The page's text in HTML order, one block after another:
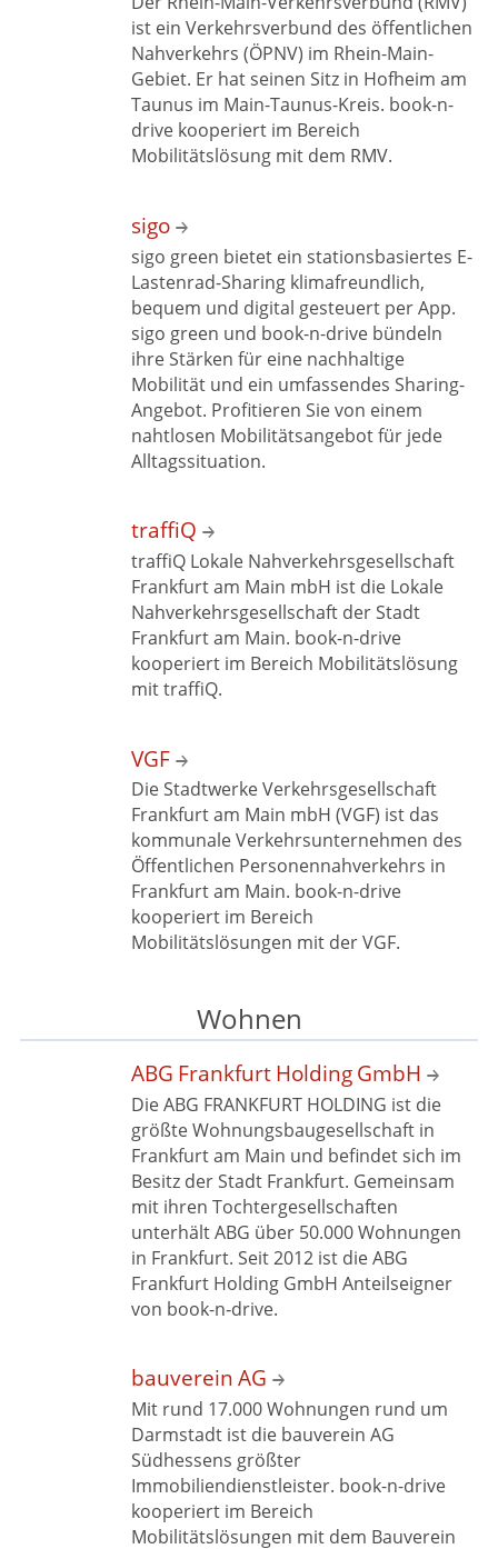
ist ein Verkehrsverbund des öffentlichen
Nahverkehrs (ÖPNV) im Rhein-Main-
Gebiet. Er hat seinen Sitz in Hofheim am
Taunus im Main-Taunus-Kreis. book-n-
drive kooperiert im Bereich
Mobilitätslösung mit dem RMV.
sigo
sigo green bietet ein stationsbasiertes E-
Lastenrad-Sharing klimafreundlich,
bequem und digital gesteuert per App.
sigo green und book-n-drive bündeln
ihre Stärken für eine nachhaltige
Mobilität und ein umfassendes Sharing-
Angebot. Profitieren Sie von einem
nahtlosen Mobilitätsangebot für jede
Alltagssituation.
traffiQ
traffiQ Lokale Nahverkehrsgesellschaft
Frankfurt am Main mbH ist die Lokale
Nahverkehrsgesellschaft der Stadt
Frankfurt am Main. book-n-drive
kooperiert im Bereich Mobilitätslösung
mit traffiQ.
VGF
Die Stadtwerke Verkehrsgesellschaft
Frankfurt am Main mbH (VGF) ist das
kommunale Verkehrsunternehmen des
Öffentlichen Personennahverkehrs in
Frankfurt am Main. book-n-drive
kooperiert im Bereich
Mobilitätslösungen mit der VGF.
Wohnen
ABG Frankfurt Holding GmbH
Die ABG FRANKFURT HOLDING ist die
größte Wohnungsbaugesellschaft in
Frankfurt am Main und befindet sich im
Besitz der Stadt Frankfurt. Gemeinsam
mit ihren Tochtergesellschaften
unterhält ABG über 50.000 Wohnungen
in Frankfurt. Seit 2012 ist die ABG
Frankfurt Holding GmbH Anteilseigner
von book-n‑drive.
bauverein AG
Mit rund 17.000 Wohnungen rund um
Darmstadt ist die bauverein AG
Südhessens größter
Immobiliendienstleister. book-n-drive
kooperiert im Bereich
Mobilitätslösungen mit dem Bauverein